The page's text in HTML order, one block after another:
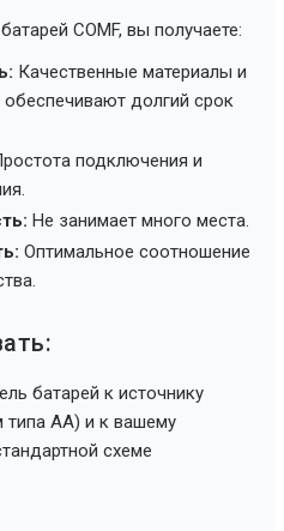
COMF, вы получаете:
Качественные материалы и
обеспечивают долгий срок
подключения и
Не занимает много места.
Оптимальное соотношение
батарей к источнику
типа АА) и к вашему
схеме